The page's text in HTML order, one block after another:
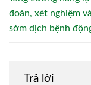
đoán, xét nghiệm
sớm dịch bệnh
Trả lời